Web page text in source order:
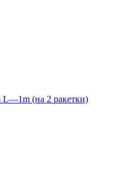
L—1m (на 2 ракетки)